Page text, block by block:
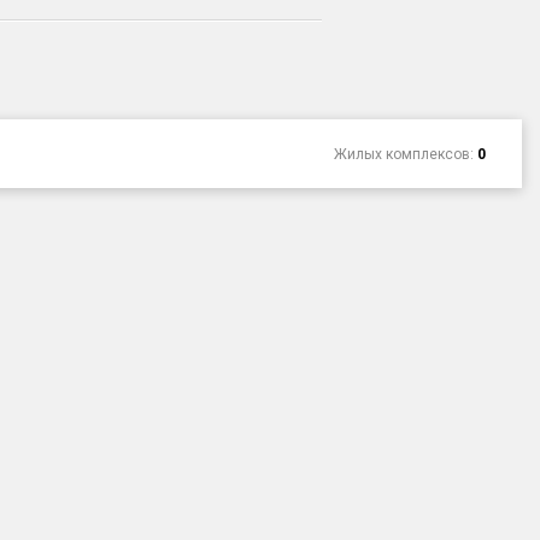
Жилых комплексов: 0